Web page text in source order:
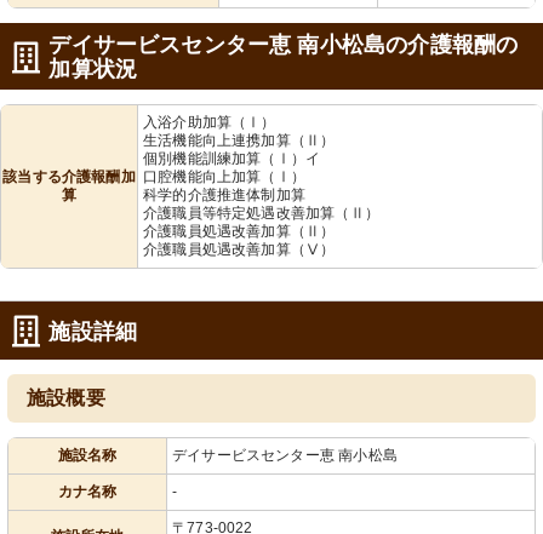
デイサービスセンター恵 南小松島の介護報酬の
加算状況
該当する介護報酬加
算
入浴介助加算（Ⅰ）
生活機能向上連携加算（Ⅱ）
個別機能訓練加算（Ⅰ）イ
口腔機能向上加算（Ⅰ）
科学的介護推進体制加算
介護職員等特定処遇改善加算（Ⅱ）
介護職員処遇改善加算（Ⅱ）
介護職員処遇改善加算（Ⅴ）
施設詳細
施設概要
施設名称 デイサービスセンター恵 南小松島
カナ名称 -
〒773-0022